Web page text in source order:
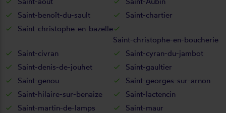
Saint-benoît-du-sault
Saint-chartier
Saint-christophe-en-bazelle
Saint-christophe-en-boucherie
Saint-civran
Saint-cyran-du-jambot
Saint-denis-de-jouhet
Saint-gaultier
Saint-genou
Saint-georges-sur-arnon
Saint-hilaire-sur-benaize
Saint-lactencin
Saint-martin-de-lamps
Saint-maur